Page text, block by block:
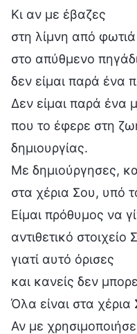
Κι αν με έβαζες
στη λίμνη από φωτιά
στο απύθμενο
δεν είμαι παρά ένα
Δεν είμαι παρά ένα
που το έφερε στη
δημιουργίας.
Με δημιούργησες,
στα χέρια Σου, υπό
Είμαι πρόθυμος να
αντιθετικό στοιχείο
γιατί αυτό όρισες
και κανείς δεν
Όλα είναι στα χέρια
Αν με